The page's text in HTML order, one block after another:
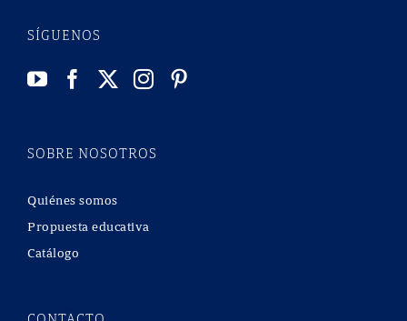
SÍGUENOS
SOBRE NOSOTROS
Quiénes somos
Propuesta educativa
Catálogo